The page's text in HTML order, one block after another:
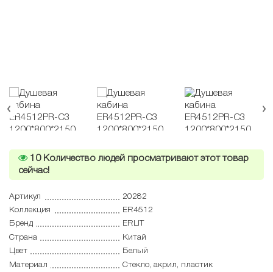
10Количество людей просматривают этот товар
сейчас!
Артикул
20282
Коллекция
ER4512
Бренд
ERLIT
Страна
Китай
Цвет
Белый
Материал
Стекло, акрил, пластик